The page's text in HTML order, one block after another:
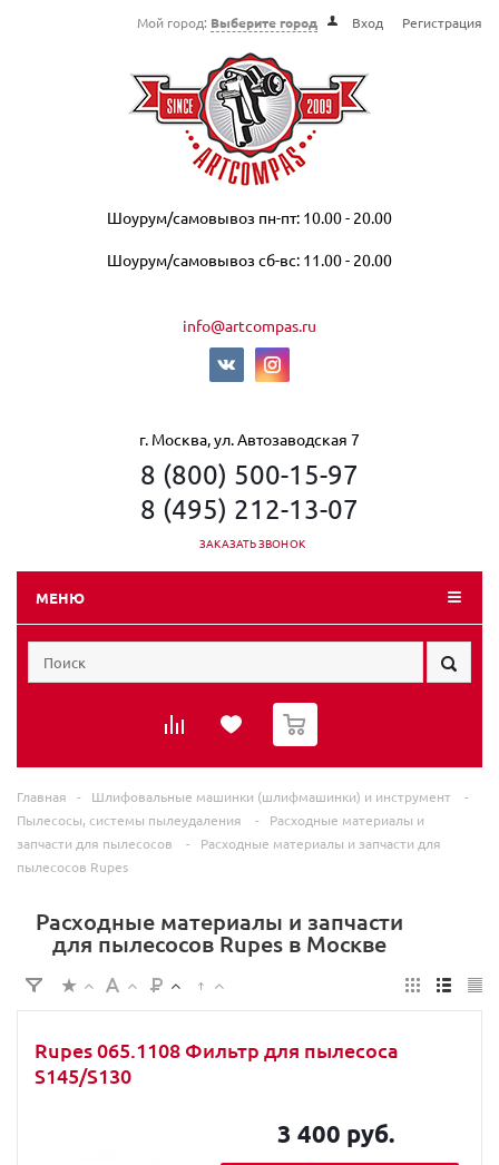
Мой город: Выберите город Вход Регистрация
Шоурум/самовывоз пн-пт: 10.00 - 20.00
Шоурум/самовывоз сб-вс: 11.00 - 20.00
info@artcompas.ru
г. Москва, ул. Автозаводская 7
8 (800) 500-15-97
8 (495) 212-13-07
ЗАКАЗАТЬ ЗВОНОК
МЕНЮ
0
Главная - Шлифовальные машинки (шлифмашинки) и инструмент
-
Пылесосы, системы пылеудаления
-
Расходные материалы и
запчасти для пылесосов
-
Расходные материалы и запчасти для
пылесосов Rupes
Расходные материалы и запчасти
для пылесосов Rupes в Москве
Rupes 065.1108 Фильтр для пылесоса
S145/S130
3 400 руб.